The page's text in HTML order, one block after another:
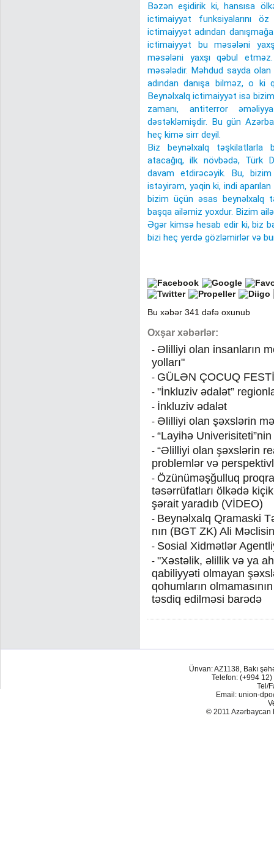
Bəzən eşidirik ki, hansısa
ictimaiyyət funksiyalarını
ictimaiyyət adından
ictimaiyyət bu məsələni
məsələni yaxşı qəbul
məsələdir. Məhdud sayda
adından danışa bilməz, o ki
Beynəlxalq ictimaiyyət isə
zamanı, antiterror
dəstəkləmişdir. Bu gün
heç kimə sirr deyil.
Biz beynəlxalq təşkilatlarla
atacağıq, ilk növbədə, Türk
davam etdirəcəyik. Bu,
istəyirəm, yəqin ki, indi
bizim üçün əsas beynəlxalq
başqa ailəmiz yoxdur. Bizim
Əgər kimsə hesab edir ki, biz
bizi heç yerdə gözləmirlər və
Bu xəbər 341 dəfə oxunub
Oxşar xəbərlər:
- Əlilliyi olan insanların
yolları"
- GÜLƏN ÇOCUQ
- "İnkluziv ədalət”
- İnkluziv ədalət
- Əlilliyi olan şəxslərin
- “Layihə
- “Əlilliyi olan şəxslərin
problemlər və
- Özünüməşğulluq
təsərrüfatları ölkədə
şərait yaradıb (VİDEO)
- Beynəlxalq Qramaski
nın (BGT ZK) Ali
- Sosial Xidmətlər
- "Xəstəlik, əlillik və ya
qabiliyyəti olmayan
qohumların
təsdiq edilməsi barədə
Ünvan: AZ1138, Bakı
Telefon: (+994
Tel/
Email: union-
© 2011 Azərbaycan